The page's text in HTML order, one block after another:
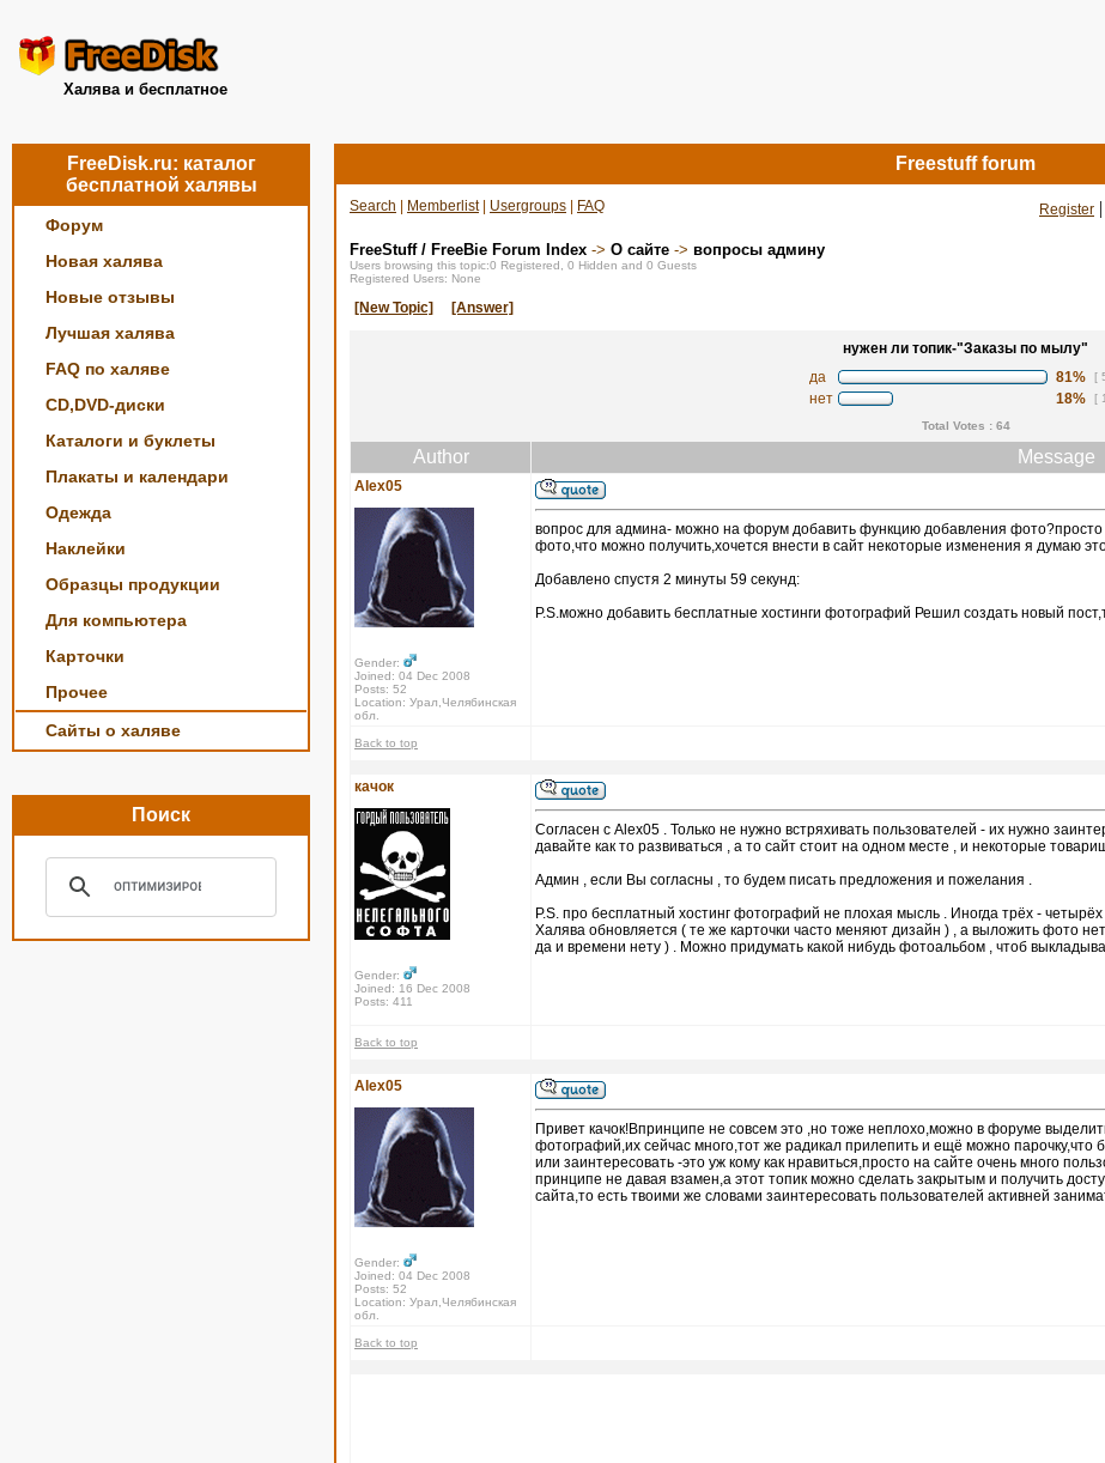
Халява и бесплатное
FreeDisk.ru: каталог
бесплатной халявы
Форум
Новая халява
Новые отзывы
Лучшая халява
FAQ по халяве
CD,DVD-диски
Каталоги и буклеты
Плакаты и календари
Одежда
Наклейки
Образцы продукции
Для компьютера
Карточки
Прочее
Сайты о халяве
Поиск
Freestuff forum
Search Memberlist| Usergroups FAQ Register |
FreeStuff / FreeBie Forum Index -> О сайте -> вопросы админу
Users browsing this topic:0 Registered, 0 Hidden and 0 Guests
Registered Users: None
[New Topic] [Answer]
нужен ли топик-"Заказы по мылу"
да
81% [
нет 18% [
Total Votes : 64
Author Message
Alex05
Gender:
Joined: 04 Dec 2008
Posts: 52
Location: Урал,Челябинская
обл.
вопрос для админа- можно на форум добавить функцию добавления
фото,что можно получить,хочется внести в сайт некоторые изменения я думаю
Добавлено спустя 2 минуты 59 секунд:
P.S.можно добавить бесплатные хостинги фотографий Решил создать новый
Back to top
качок
Gender:
Joined: 16 Dec 2008
Posts: 411
Согласен с Alex05 . Только не нужно встряхивать пользователей - их нужно
давайте как то развиваться , а то сайт стоит на одном месте , и некоторые
Админ , если Вы согласны , то будем писать предложения и пожелания .
P.S. про бесплатный хостинг фотографий не плохая мысль . Иногда трёх -
Халява обновляется ( те же карточки часто меняют дизайн ) , а выложить фото
да и времени нету ) . Можно придумать какой нибудь фотоальбом , чтоб
Back to top
Alex05
Gender:
Joined: 04 Dec 2008
Posts: 52
Location: Урал,Челябинская
обл.
Привет качок!Впринципе не совсем это ,но тоже неплохо,можно в форуме
фотографий,их сейчас много,тот же радикал прилепить и ещё можно парочку,что
или заинтересовать -это уж кому как нравиться,просто на сайте очень много
принципе не давая взамен,а этот топик можно сделать закрытым и получить
сайта,то есть твоими же словами заинтересовать пользователей активней
Back to top